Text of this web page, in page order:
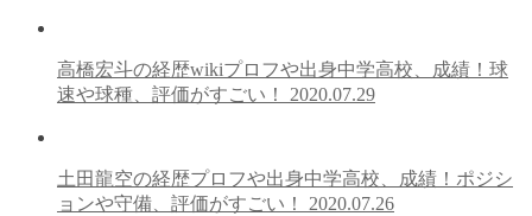
高橋宏斗の経歴wikiプロフや出身中学高校、成績！球
速や球種、評価がすごい！ 2020.07.29
土田龍空の経歴プロフや出身中学高校、成績！ポジシ
ョンや守備、評価がすごい！ 2020.07.26